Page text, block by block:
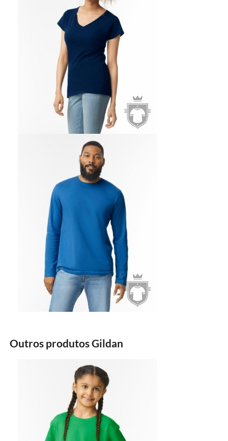
Outros produtos Gildan